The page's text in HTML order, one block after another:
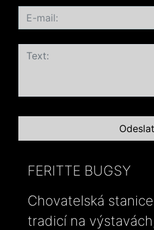
FERITTE BUGSY
Chovatelská
tradicí na